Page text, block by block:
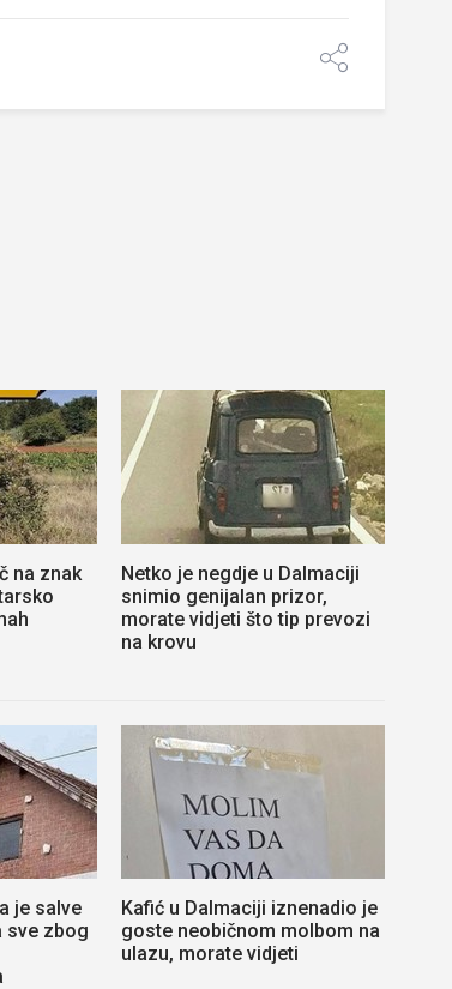
na znak
Netko je negdje u Dalmaciji
snimio genijalan prizor,
morate vidjeti što tip prevozi
na krovu
je salve
sve zbog
Kafić u Dalmaciji iznenadio je
goste neobičnom molbom na
ulazu, morate vidjeti